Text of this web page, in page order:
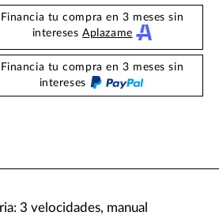
Financia tu compra en 3 meses sin
interesesAplazame
Financia tu compra en 3 meses sin
intereses
3 velocidades, manual